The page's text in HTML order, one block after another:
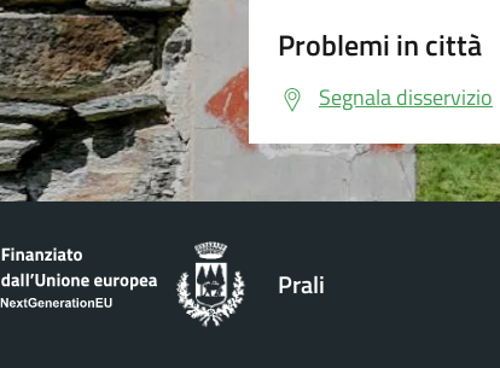
Problemi in città
Segnala disservizio
Prali